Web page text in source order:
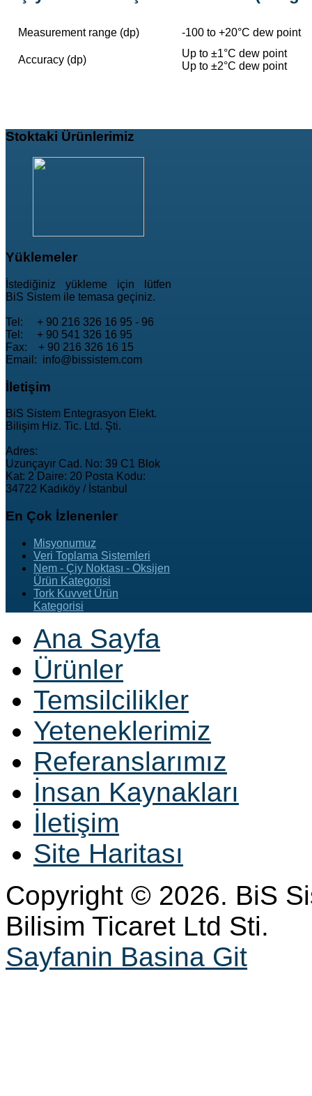
Measurement range (dp) -100 to +20°C dew point
Accuracy (dp)
Up to ±1°C dew point
Up to ±2°C dew point
Stoktaki Ürünlerimiz
Yüklemeler
İstediğiniz yükleme için lütfen
BiS Sistem ile temasa geçiniz.
Tel: + 90 216 326 16 95 - 96
Tel: + 90 541 326 16 95
Fax: + 90 216 326 16 15
Email: info@bissistem.com
İletişim
BiS Sistem Entegrasyon Elekt.
Bilişim Hiz. Tic. Ltd. Şti.
Adres:
Uzunçayır Cad. No: 39 C1 Blok
Kat: 2 Daire: 20 Posta Kodu:
34722 Kadıköy / İstanbul
En Çok İzlenenler
Misyonumuz
Veri Toplama Sistemleri
Nem - Çiy Noktası - Oksijen
Ürün Kategorisi
Tork Kuvvet Ürün
Kategorisi
Ana Sayfa
Ürünler
Temsilcilikler
Yeteneklerimiz
Referanslarımız
İnsan Kaynakları
İletişim
Site Haritası
Copyright © 2026. BiS
Bilisim Ticaret Ltd Sti.
Sayfanin Basina Git